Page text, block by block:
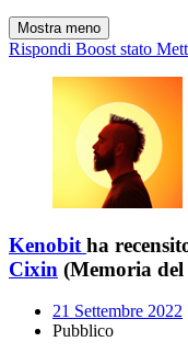
Mostra meno
Rispondi Boost stato
Kenobit ha
Cixin (Memoria del
21 Settembre 2022
Pubblico